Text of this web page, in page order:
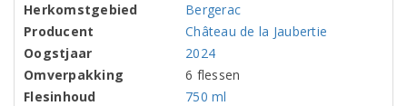
Herkomstgebied
Bergerac
Producent
Château de la Jaubertie
Oogstjaar
2024
Omverpakking
6 flessen
Flesinhoud
750 ml